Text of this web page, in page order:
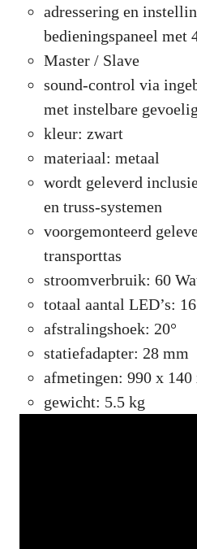
adressering en
bedieningspaneel
Master / Slave
sound-control via
met instelbare
kleur: zwart
materiaal: metaal
wordt geleverd
en truss-systemen
voorgemonteerd
transporttas
stroomverbruik: 60
totaal aantal LED’s: 16
afstralingshoek: 20°
statiefadapter: 28 mm
afmetingen: 990 x
gewicht: 5.5 kg